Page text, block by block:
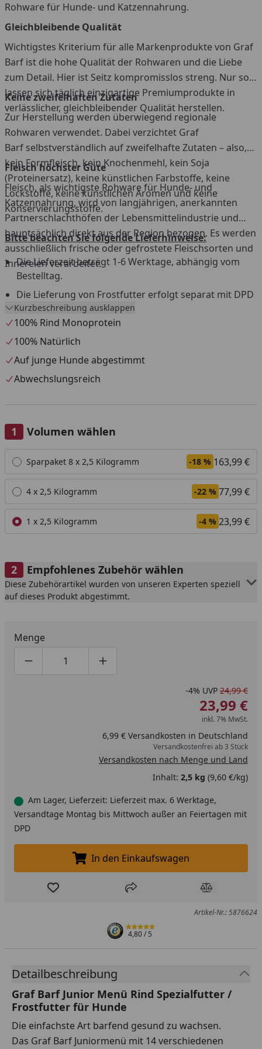
Rohware für Hunde- und Katzennahrung.
Gleichbleibende Qualität
Wichtigstes Kriterium für alle Markenprodukte von Graf
Barf ist die hohe Qualität der Rohwaren und die Liebe
zum Detail. Hier ist Seitz kompromisslos streng. Nur so
lassen sich täglich einzigartige Premiumprodukte in
verlässlicher, gleichbleibender Qualität herstellen.
Keine zweifelhaften Zutaten
Zur Herstellung werden überwiegend regionale
Rohwaren verwendet. Dabei verzichtet Graf
Barf selbstverständlich auf zweifelhafte Zutaten – also,
kein Formfleisch, kein Knochenmehl, kein Soja
(Proteinersatz), keine künstlichen Farbstoffe, keine
Lockstoffe, keine künstlichen Aromen und keine
Konservierungsstoffe.
Fleisch höchster Güte
Fleisch, als wichtigste Rohware für Hunde- und
Katzennahrung, wird von langjährigen, anerkannten
Partnerschlachthöfen der Lebensmittelindustrie und
hauptsächlich direkt aus der Region bezogen. Es werden
ausschließlich frische oder gefrostete Fleischsorten und
Innereien verarbeitet.
Bitte beachten Sie folgende Lieferhinweise:
Die Lieferzeit beträgt 1-6 Werktage, abhängig vom
Bestelltag.
Die Lieferung von Frostfutter erfolgt separat mit DPD
aus einem Tiefkühllager.
Versandtage sind Montag bis Mittwoch, außer an
Feiertagen.
Versand nur innerhalb Deutschland und Österreich.
Die Lieferung muss beim ersten Zustellversuch sofort
Widerrufs- und Rückgaberecht ist für dieses Produkt
Kurzbeschreibung ausklappen
100% Rind Monoprotein
100% Natürlich
Auf junge Hunde abgestimmt
Abwechslungsreich
Volumen wählen
Alle anzeigen (3)
Sparpaket 8 x 2,5 Kilogramm -18 % 163,99 €
4 x 2,5 Kilogramm -22 % 77,99 €
1 x 2,5 Kilogramm -4 % 23,99 €
Empfohlenes Zubehör wählen
Diese Zubehörartikel wurden von unseren Experten speziell
auf dieses Produkt abgestimmt.
Menge
Produktmenge um eins verringern
Produktmenge manuell eingeben
Produktmenge um eins erhöhen
-4% UVP 24,99 €
23,99 €
inkl. 7% MwSt.
6,99 € Versandkosten in Deutschland
Versandkostenfrei ab 3 Stück
Versandkosten nach Menge und Land
Inhalt: 2,5 kg (9,60 €/kg)
Am Lager, Lieferzeit: Lieferzeit max. 6 Werktage,
Versandtage Montag bis Mittwoch außer an Feiertagen mit
DPD
In den Einkaufswagen legen
In den Einkaufswagen
Produkt zur Wunschliste hinzufügen
Teilen Produkt
Artikel-Nr.: 5876624
4,80/ 5
Detailbeschreibung
Graf Barf Junior Menü Rind Spezialfutter /
Frostfutter für Hunde
Die einfachste Art barfend gesund zu wachsen.
Das Graf Barf Juniormenü mit 14 verschiedenen